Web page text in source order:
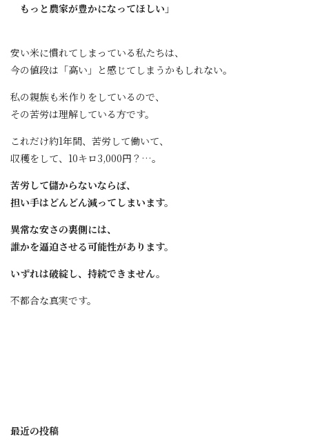
もっと農家が豊かになってほしい」
安い米に慣れてしまっている私たちは、
今の値段は「高い」と感じてしまうかもしれない。
私の親族も米作りをしているので、
その苦労は理解している方です。
これだけ約1年間、苦労して働いて、
収穫をして、10キロ3,000円？…。
苦労して儲からないならば、
担い手はどんどん減ってしまいます。
異常な安さの裏側には、
誰かを逼迫させる可能性があります。
いずれは破綻し、持続できません。
不都合な真実です。
最近の投稿